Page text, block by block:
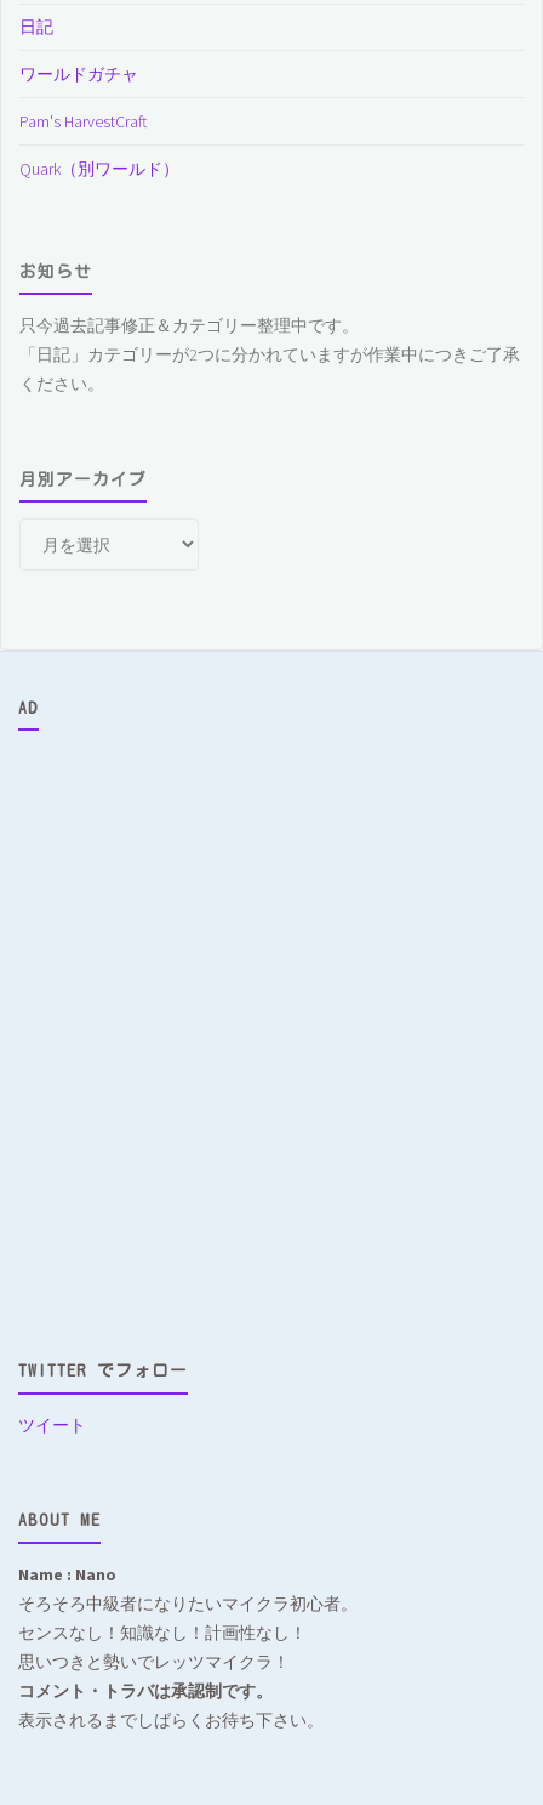
日記
ワールドガチャ
Pam's HarvestCraft
Quark（別ワールド）
お知らせ
只今過去記事修正＆カテゴリー整理中です。
「日記」カテゴリーが2つに分かれていますが作業中につきご了承
ください。
月別アーカイブ
カ
ブ
AD
TWITTER でフォロー
ツイート
ABOUT ME
Name : Nano
そろそろ中級者になりたいマイクラ初心者。
センスなし！知識なし！計画性なし！
思いつきと勢いでレッツマイクラ！
コメント・トラバは承認制です。
表示されるまでしばらくお待ち下さい。